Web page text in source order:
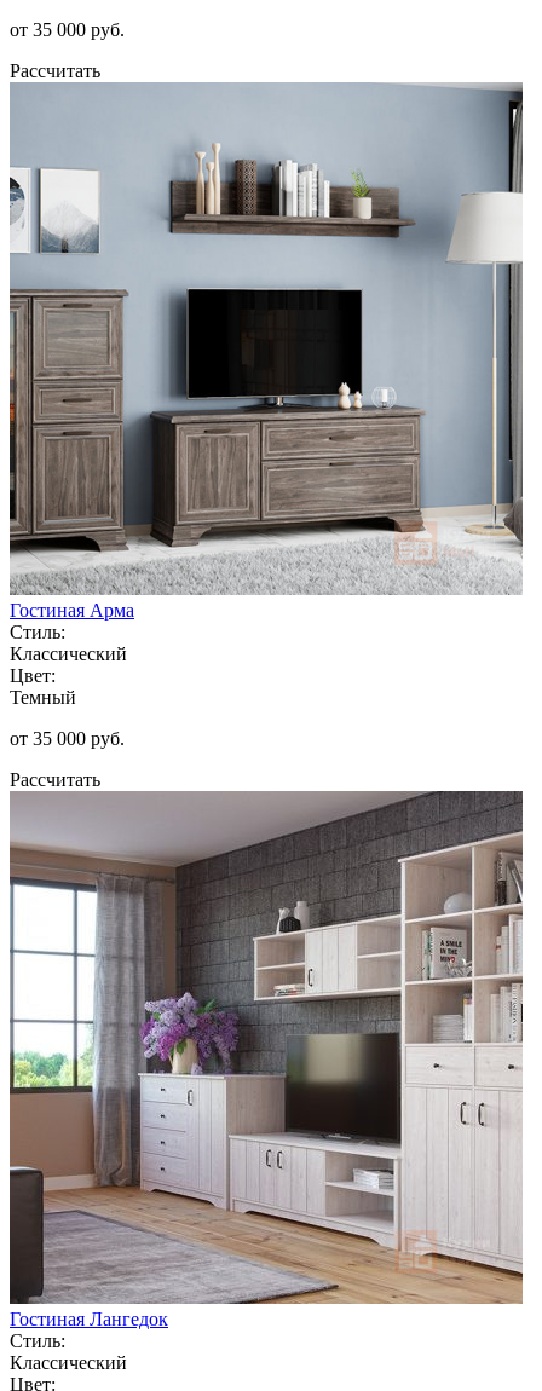
от 35 000 руб.
Рассчитать
Гостиная Арма
Стиль:
Классический
Цвет:
Темный
от 35 000 руб.
Рассчитать
Гостиная Лангедок
Стиль:
Классический
Цвет: